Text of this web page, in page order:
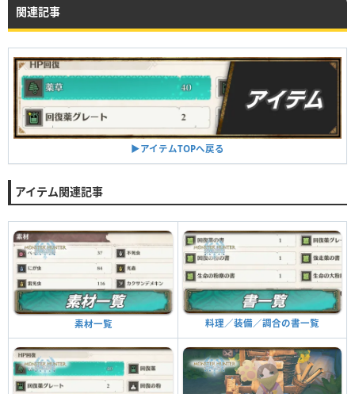
関連記事
▶︎アイテムTOPへ戻る
アイテム関連記事
素材一覧 料理／装備／調合の書一覧